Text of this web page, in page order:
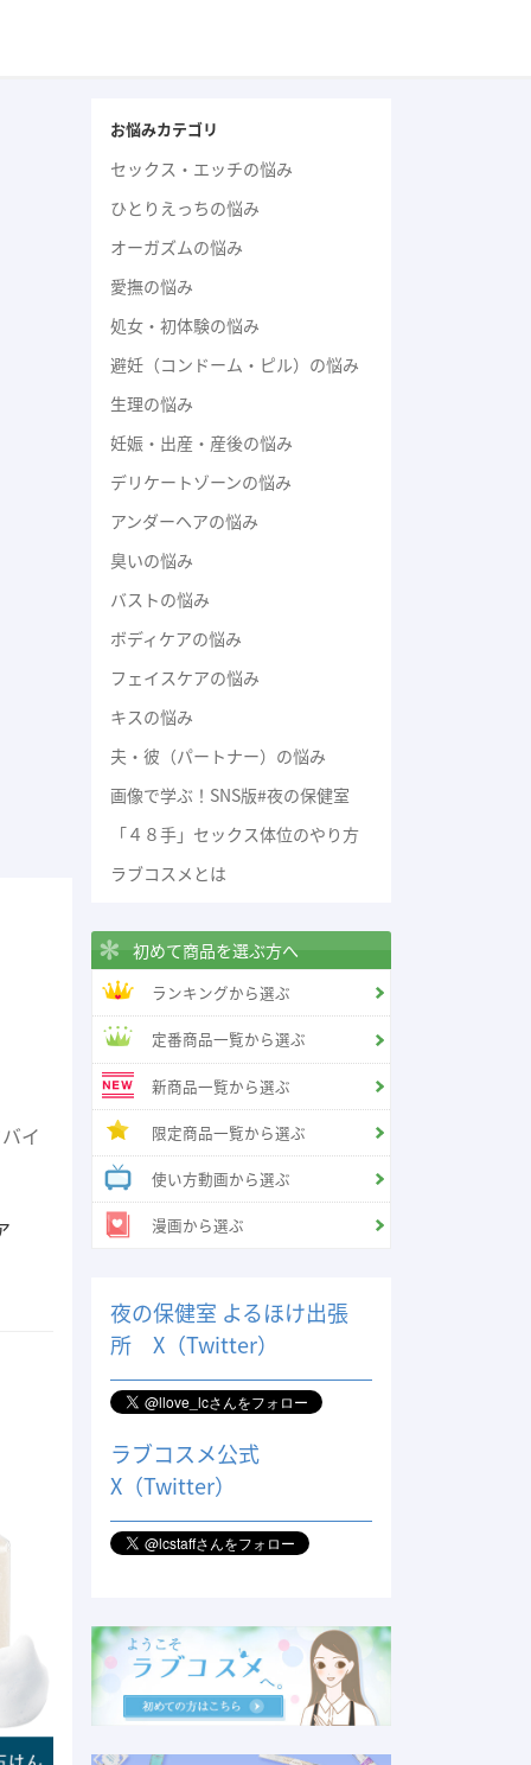
イ
お悩みカテゴリ
セックス・エッチの悩み
ひとりえっちの悩み
オーガズムの悩み
愛撫の悩み
処女・初体験の悩み
避妊（コンドーム・ピル）の悩み
生理の悩み
妊娠・出産・産後の悩み
デリケートゾーンの悩み
アンダーヘアの悩み
臭いの悩み
バストの悩み
ボディケアの悩み
フェイスケアの悩み
キスの悩み
夫・彼（パートナー）の悩み
画像で学ぶ！SNS版#夜の保健室
「４８手」セックス体位のやり方
ラブコスメとは
初めて商品を選ぶ方へ
ランキングから選ぶ
定番商品一覧から選ぶ
新商品一覧から選ぶ
限定商品一覧から選ぶ
使い方動画から選ぶ
漫画から選ぶ
夜の保健室 よるほけ出張
所 X（Twitter）
ラブコスメ公式
X（Twitter）